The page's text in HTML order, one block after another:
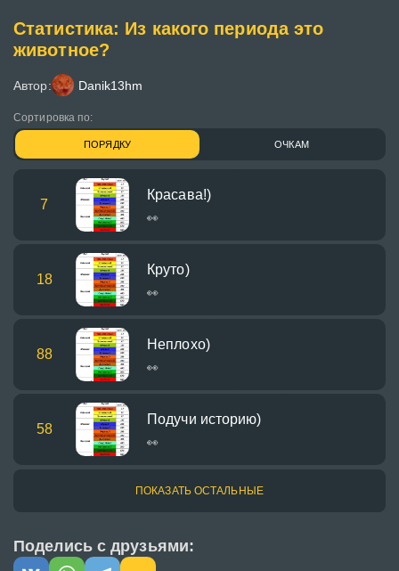
Статистика: Из какого периода это
животное?
Автор: Danik13hm
Сортировка по:
ПОРЯДКУ ОЧКАМ
7
Красава!)
👀
18
Круто)
👀
88
Неплохо)
👀
58
Подучи историю)
👀
ПОКАЗАТЬ ОСТАЛЬНЫЕ
Поделись с друзьями: